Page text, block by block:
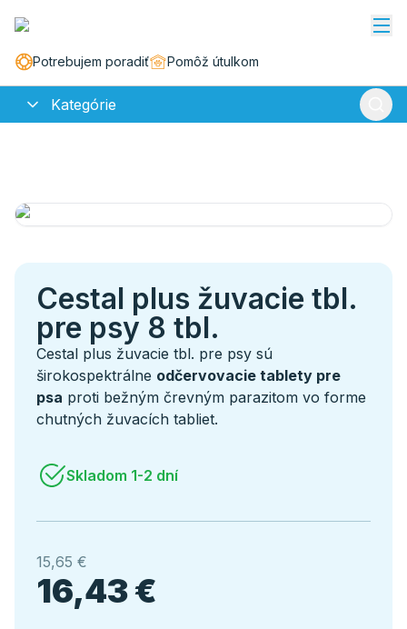
Potrebujem poradiť Pomôž útulkom
Kategórie
Cestal plus žuvacie tbl.
pre psy 8 tbl.
Cestal plus žuvacie tbl. pre psy sú
širokospektrálne odčervovacie tablety pre
psa proti bežným črevným parazitom vo forme
chutných žuvacích tabliet.
Skladom 1-2 dní
15,65 €
16,43 €